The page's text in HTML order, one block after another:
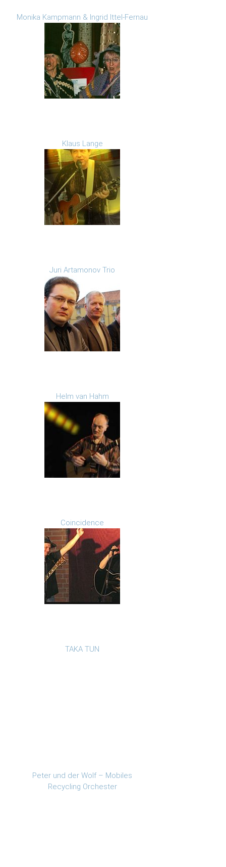
Monika Kampmann & Ingrid Ittel-Fernau
Klaus Lange
Juri Artamonov Trio
Helm van Hahm
Coincidence
TAKA TUN
Peter und der Wolf – Mobiles
Recycling Orchester